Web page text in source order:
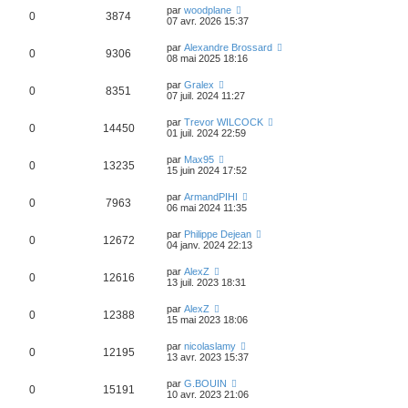
0 3874 par woodplane
07 avr. 2026 15:37
0 9306 par Alexandre Brossard
08 mai 2025 18:16
0 8351 par Gralex
07 juil. 2024 11:27
0 14450 par Trevor WILCOCK
01 juil. 2024 22:59
0 13235 par Max95
15 juin 2024 17:52
0 7963 par ArmandPIHI
06 mai 2024 11:35
0 12672 par Philippe Dejean
04 janv. 2024 22:13
0 12616 par AlexZ
13 juil. 2023 18:31
0 12388 par AlexZ
15 mai 2023 18:06
0 12195 par nicolaslamy
13 avr. 2023 15:37
0 15191 par G.BOUIN
10 avr. 2023 21:06